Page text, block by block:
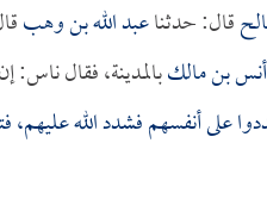
قال: حدثناعبد الله بن وهب
أنس بن مالكبالمدينة، فقال
على أنفسهم فشدد الله عليهم،